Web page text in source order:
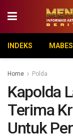
INDEKS MABES
Home Polda
Kapolda
Terima
Untuk